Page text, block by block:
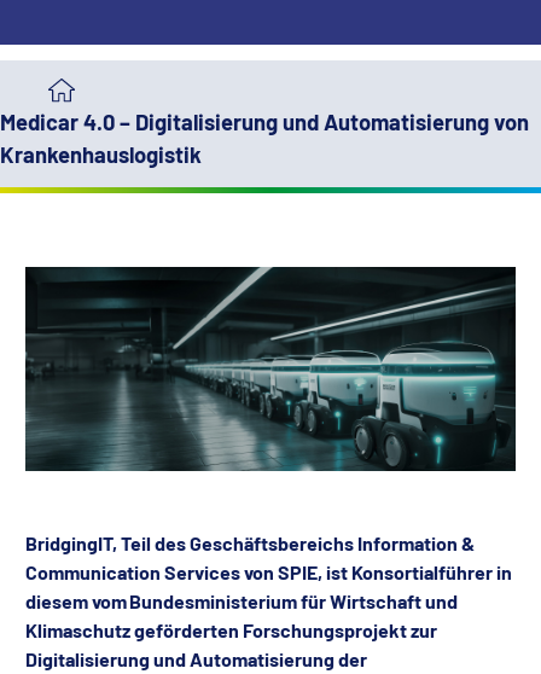
Medicar 4.0 – Digitalisierung und Automatisierung von
Krankenhauslogistik
BridgingIT, Teil desGeschäftsbereichs Information &
Communication Services von SPIE, ist Konsortialführer in
diesem vom Bundesministerium für Wirtschaft und
Klimaschutz geförderten Forschungsprojekt zur
Digitalisierung und Automatisierung der